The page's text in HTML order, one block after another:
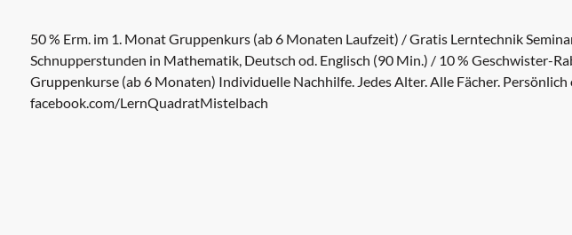
50 % Erm. im 1. Monat Gruppenkurs (ab 6 Monaten Laufzeit) / Gratis Lerntechnik
Schnupperstunden in Mathematik, Deutsch od. Englisch (90 Min.) / 10 % Geschwister-
Gruppenkurse (ab 6 Monaten) Individuelle Nachhilfe. Jedes Alter. Alle Fächer. Persönlich
facebook.com/LernQuadratMistelbach